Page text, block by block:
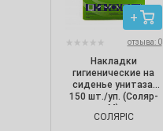
отзыва: 0
Накладки
гигиенические на
сиденье унитаза,
150 шт./уп. (Соляр-
М)
СОЛЯРІС